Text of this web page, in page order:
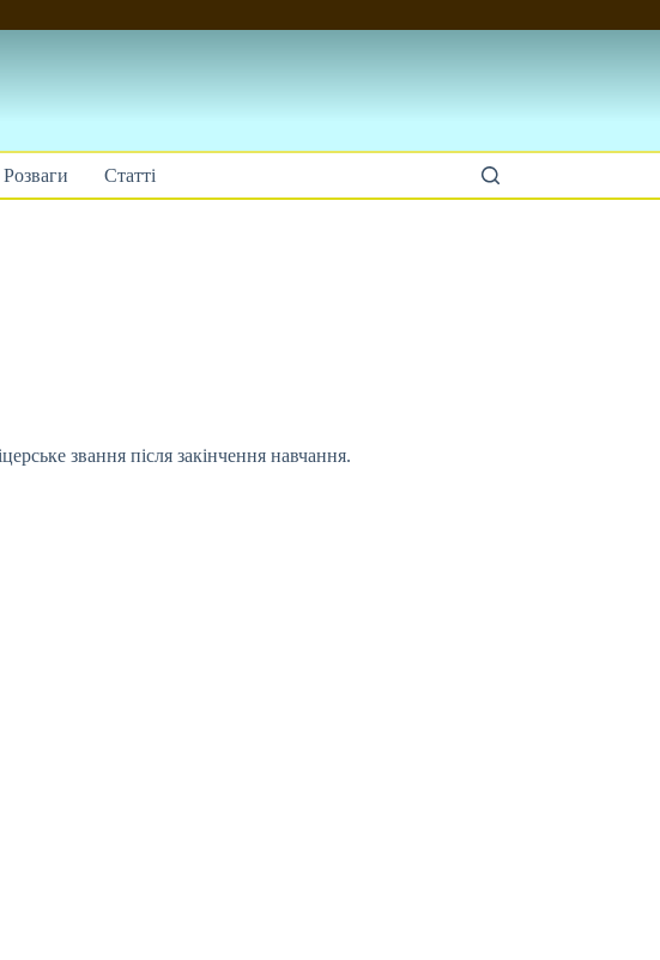
Розваги Статті
звання після закінчення навчання.